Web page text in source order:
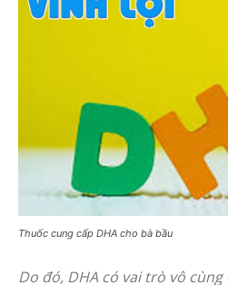
Thuốc cung cấp DHA cho bà bầu
Do đó, DHA có vai trò vô